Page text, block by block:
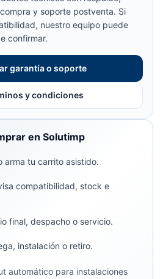
y soporte postventa. Si
nuestro equipo puede
confirmar.
garantía o soporte
y condiciones
en Solutimp
arma tu carrito asistido.
compatibilidad, stock e
final, despacho o servicio.
instalación o retiro.
automático para instalaciones